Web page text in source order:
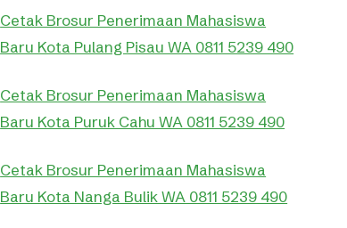
Cetak Brosur Penerimaan Mahasiswa
Baru Kota Pulang Pisau WA 0811 5239 490
Cetak Brosur Penerimaan Mahasiswa
Baru Kota Puruk Cahu WA 0811 5239 490
Cetak Brosur Penerimaan Mahasiswa
Baru Kota Nanga Bulik WA 0811 5239 490